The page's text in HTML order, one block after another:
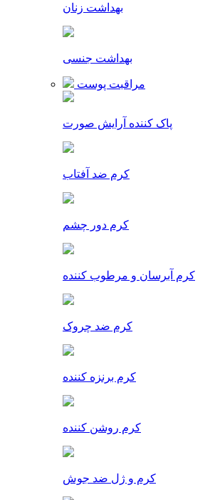
بهداشت زنان
بهداشت جنسی
مراقبت پوست
پاک کننده آرایش صورت
کرم ضد آفتاب
کرم دور چشم
کرم آبرسان و مرطوب کننده
کرم ضد چروک
کرم برنزه کننده
کرم روشن کننده
کرم و ژل ضد جوش